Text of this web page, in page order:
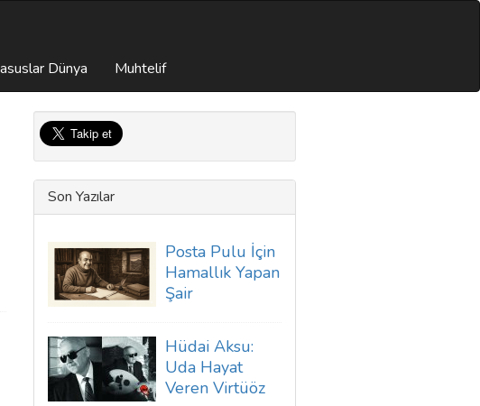
Dünya Muhtelif
Son Yazılar
Posta Pulu İçin
Hamallık Yapan
Şair
Hüdai Aksu:
Uda Hayat
Veren Virtüöz